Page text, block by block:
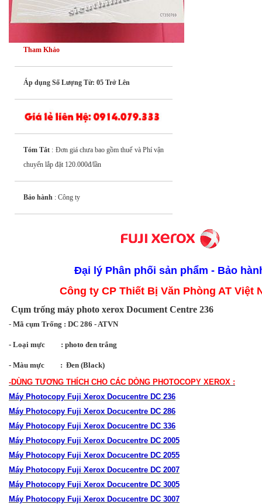
Tham Khảo
Áp dụng Số Lượng Từ: 05 Trở Lên
Tóm Tắt : Đơn giá chưa bao gồm thuế và Phí vận
chuyển lắp đặt 120.000đ/lần
Bảo hành : Công ty
Đại lý Phân phối sản phẩm - Bảo
Công ty CP Thiết Bị Văn Phòng AT Việt
Cụm trống máy photo xerox Document Centre 236
- Mã cụm Trống : DC 286 - ATVN
- Loại mực : photo đen trắng
- Màu mực : Đen (Black)
-DÙNG TƯƠNG THÍCH CHO CÁC DÒNG PHOTOCOPY XEROX :
Máy Photocopy Fuji Xerox Docucentre DC 236
Máy Photocopy Fuji Xerox Docucentre DC 286
Máy Photocopy Fuji Xerox Docucentre DC 336
Máy Photocopy Fuji Xerox Docucentre DC 2005
Máy Photocopy Fuji Xerox Docucentre DC 2055
Máy Photocopy Fuji Xerox Docucentre DC 2007
Máy Photocopy Fuji Xerox Docucentre DC 3005
Máy Photocopy Fuji Xerox Docucentre DC 3007